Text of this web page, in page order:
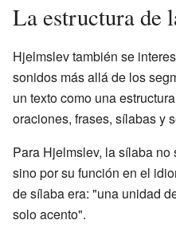
La estructura de
Hjelmslev también se
sonidos más allá de los
un texto como una
oraciones, frases, sílabas y
Para Hjelmslev, la sílaba
sino por su función en el
de sílaba era: "una unidad
solo acento".